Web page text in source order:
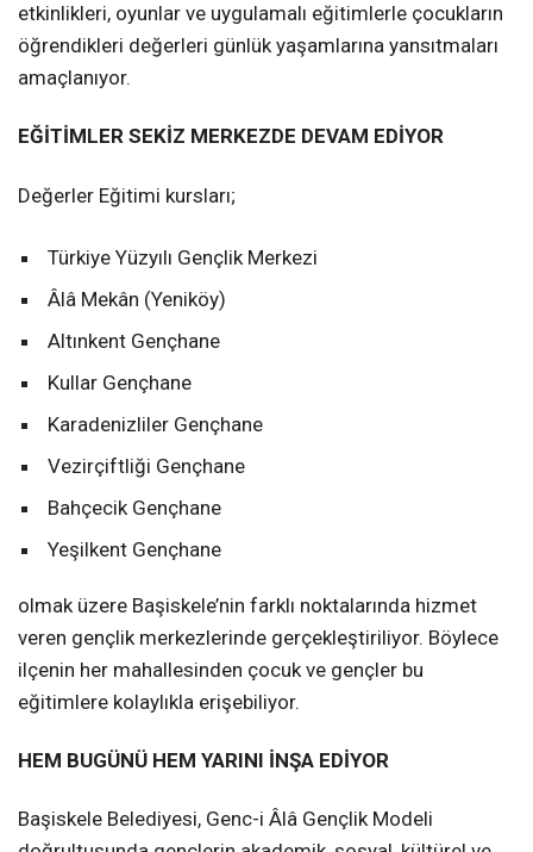
etkinlikleri, oyunlar ve uygulamalı eğitimlerle çocukların
öğrendikleri değerleri günlük yaşamlarına yansıtmaları
amaçlanıyor.
EĞİTİMLER SEKİZ MERKEZDE DEVAM EDİYOR
Değerler Eğitimi kursları;
Türkiye Yüzyılı Gençlik Merkezi
Âlâ Mekân (Yeniköy)
Altınkent Gençhane
Kullar Gençhane
Karadenizliler Gençhane
Vezirçiftliği Gençhane
Bahçecik Gençhane
Yeşilkent Gençhane
olmak üzere Başiskele’nin farklı noktalarında hizmet
veren gençlik merkezlerinde gerçekleştiriliyor. Böylece
ilçenin her mahallesinden çocuk ve gençler bu
eğitimlere kolaylıkla erişebiliyor.
HEM BUGÜNÜ HEM YARINI İNŞA EDİYOR
Başiskele Belediyesi, Genc-i Âlâ Gençlik Modeli